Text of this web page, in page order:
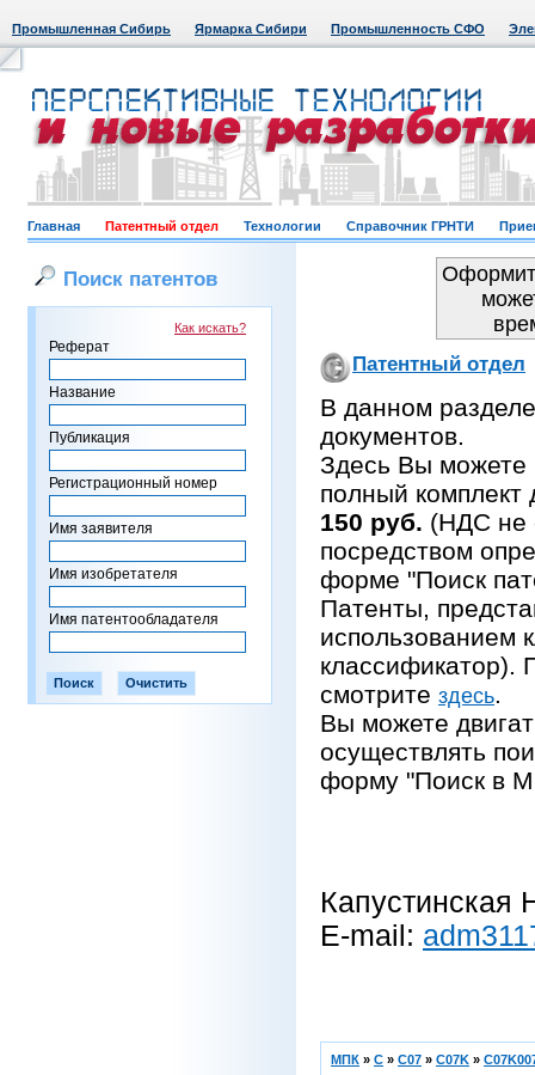
Промышленная Сибирь Ярмарка Сибири Промышленность СФО
Главная Патентный отдел Технологии Справочник ГРНТИ
Поиск патентов
Как искать?
Реферат
Название
Публикация
Регистрационный номер
Имя заявителя
Имя изобретателя
Имя патентообладателя
Патентный отдел
В данном
документов.
Здесь Вы можете
полный комплект
150 руб. (НДС не
посредством
форме "Поиск
Патенты,
использованием
классификатор).
смотрите здесь.
Вы можете
осуществлять
форму "Поиск в
Капустинская
E-mail:
МПК » C » C07 » C07K »